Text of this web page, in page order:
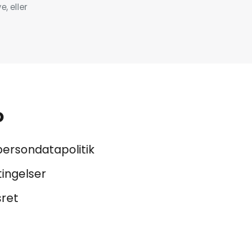
eller